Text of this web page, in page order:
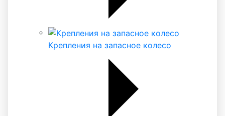
Крепления на запасное колесо